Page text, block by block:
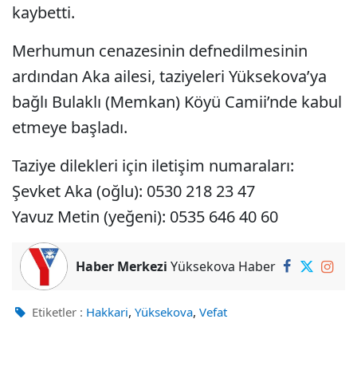
kaybetti.
Merhumun cenazesinin defnedilmesinin
ardından Aka ailesi, taziyeleri Yüksekova’ya
bağlı Bulaklı (Memkan) Köyü Camii’nde kabul
etmeye başladı.
Taziye dilekleri için iletişim numaraları:
Şevket Aka (oğlu): 0530 218 23 47
Yavuz Metin (yeğeni): 0535 646 40 60
Haber Merkezi Yüksekova Haber
Etiketler : Hakkari, Yüksekova, Vefat